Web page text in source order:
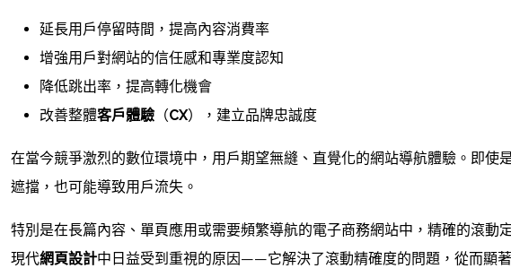
延長用戶停留時間，提高內容消費率
增強用戶對網站的信任感和專業度認知
降低跳出率，提高轉化機會
改善整體客戶體驗 （CX），建立品牌忠誠度
在當今競爭激烈的數位環境中，用戶期望無縫、直覺化的網站導航體驗。即使
遮擋，也可能導致用戶流失。
特別是在長篇內容、單頁應用或需要頻繁導航的電子商務網站中，精確的滾動
現代網頁設計中日益受到重視的原因——它解決了滾動精確度的問題，從而顯